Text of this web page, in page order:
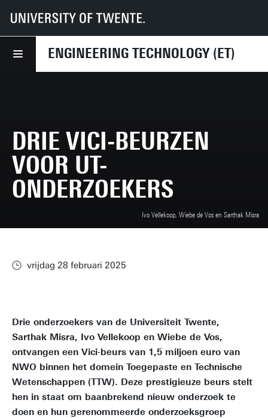
ENGINEERING TECHNOLOGY (ET)
UT Faculteiten ET
Nieuws
Drie Vici-beurzen voor UT-onderzoekers
Ivo Vellekoop, Wiebe de Vos en Sarthak Misra
DRIE VICI-BEURZEN
VOOR UT-
ONDERZOEKERS
vrijdag 28 februari 2025
Drie onderzoekers van de Universiteit Twente,
Sarthak Misra, Ivo Vellekoop en Wiebe de Vos,
ontvangen een Vici-beurs van 1,5 miljoen euro van
NWO binnen het domein Toegepaste en Technische
Wetenschappen (TTW). Deze prestigieuze beurs stelt
hen in staat om baanbrekend nieuw onderzoek te
doen en hun gerenommeerde onderzoeksgroep